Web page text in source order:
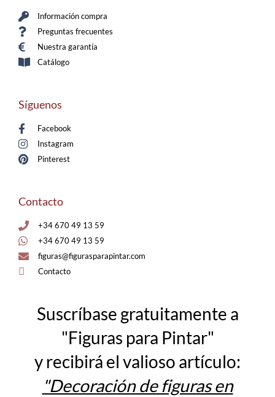
Información compra
Preguntas frecuentes
Nuestra garantía
Catálogo
Síguenos
Facebook
Instagram
Pinterest
Contacto
+34 670 49 13 59
+34 670 49 13 59
figuras@figurasparapintar.com
Contacto
Suscríbase gratuitamente a
"Figuras para Pintar"
y recibirá el valioso artículo:
"Decoración de figuras en